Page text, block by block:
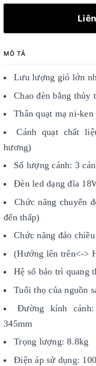
MÔ TẢ
Lưu lượng gió lớn
Chao đèn bằng thủy
Thân quạt mạ ni-ken
Cánh quạt chất
hương)
Số lượng cánh: 3
Đèn led dạng đĩa
Chức năng chuyển
đến thấp)
Chức năng đảo
(Hướng lên trên<->
Hệ số bảo trì quang
Tuổi thọ của nguồn
Đường kính
345mm
Trọng lượng: 8.8kg
Điện áp sử dụng: